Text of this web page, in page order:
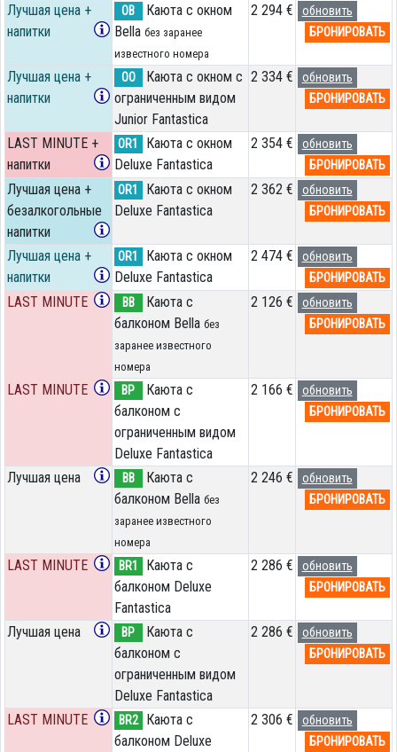
Лучшая цена +
напитки
OB
Каюта с окном
Bella без заранее
известного номера
2 294 €
обновить
БРОНИРОВАТЬ
Лучшая цена +
напитки
OO
Каюта с окном с
ограниченным видом
Junior Fantastica
2 334 €
обновить
БРОНИРОВАТЬ
LAST MINUTE +
напитки
OR1
Каюта с окном
Deluxe Fantastica
2 354 €
обновить
БРОНИРОВАТЬ
Лучшая цена +
безалкогольные
напитки
OR1
Каюта с окном
Deluxe Fantastica
2 362 €
обновить
БРОНИРОВАТЬ
Лучшая цена +
напитки
OR1
Каюта с окном
Deluxe Fantastica
2 474 €
обновить
БРОНИРОВАТЬ
LAST MINUTE BB
Каюта с
балконом Bella без
заранее известного
номера
2 126 €
обновить
БРОНИРОВАТЬ
LAST MINUTE BP
Каюта с
балконом c
ограниченным видом
Deluxe Fantastica
2 166 €
обновить
БРОНИРОВАТЬ
Лучшая цена BB
Каюта с
балконом Bella без
заранее известного
номера
2 246 €
обновить
БРОНИРОВАТЬ
LAST MINUTE BR1
Каюта с
балконом Deluxe
Fantastica
2 286 €
обновить
БРОНИРОВАТЬ
Лучшая цена BP
Каюта с
балконом c
ограниченным видом
Deluxe Fantastica
2 286 €
обновить
БРОНИРОВАТЬ
LAST MINUTE BR2
Каюта с
балконом Deluxe
2 306 €
обновить
БРОНИРОВАТЬ